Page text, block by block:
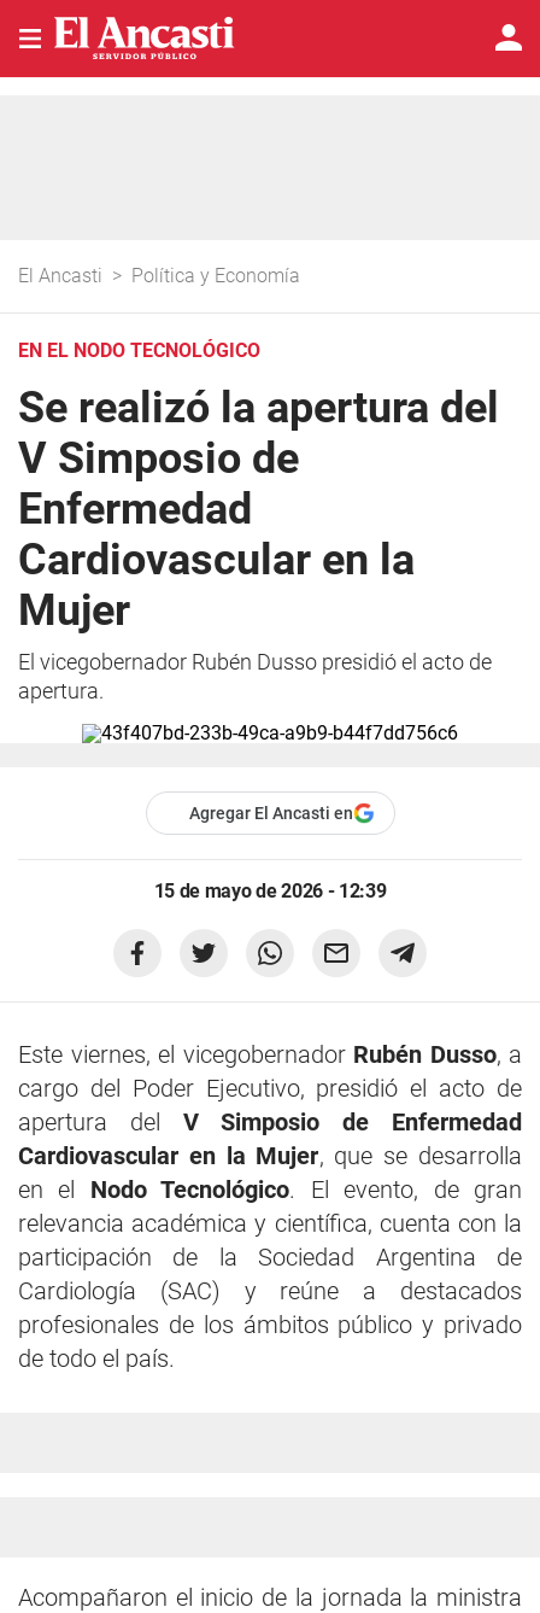
El Ancasti > Política y Economía
EN EL NODO TECNOLÓGICO
Se realizó la apertura del
V Simposio de
Enfermedad
Cardiovascular en la
Mujer
El vicegobernador Rubén Dusso presidió el acto de
apertura.
Agregar El Ancasti en
15 de mayo de 2026 - 12:39
Este viernes, el vicegobernador Rubén Dusso, a
cargo del Poder Ejecutivo, presidió el acto de
apertura del
V Simposio de Enfermedad
Cardiovascular en la Mujer, que se desarrolla
en el Nodo Tecnológico. El evento, de gran
relevancia académica y científica, cuenta con la
participación de la Sociedad Argentina de
Cardiología (SAC) y reúne a destacados
profesionales de los ámbitos público y privado
de todo el país.
Acompañaron el inicio de la jornada la ministra